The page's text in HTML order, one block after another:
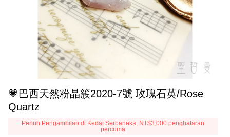
💗巴西天然粉晶簇2020-7號 玫瑰石英/Rose
Quartz
Penuh Pengambilan di Kedai Serbaneka, NT$3,000 penghataran
percuma